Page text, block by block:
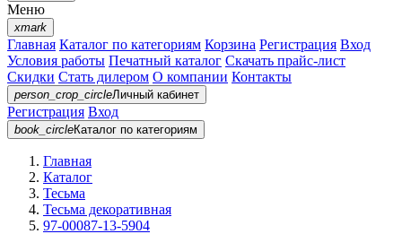
Меню
xmark
Главная Каталог по категориям Корзина Регистрация Вход
Условия работы Печатный каталог Скачать прайс-лист
Скидки Стать дилером О компании Контакты
person_crop_circleЛичный кабинет
Регистрация Вход
book_circleКаталог по категориям
Главная
Каталог
Тесьма
Тесьма декоративная
97-00087-13-5904